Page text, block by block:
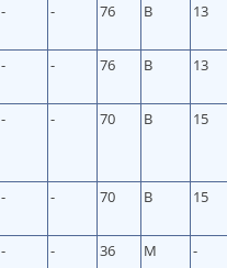
- - 76 B 13
- - 76 B 13
- - 70 B 15
- - 70 B 15
- - 36 M -